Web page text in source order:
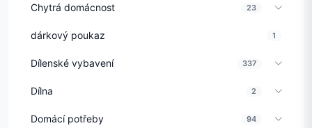
Chytrá domácnost 23
dárkový poukaz 1
Dílenské vybavení 337
Dílna 2
Domácí potřeby 94